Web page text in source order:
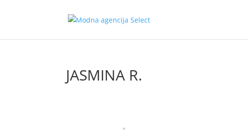
JASMINA R.